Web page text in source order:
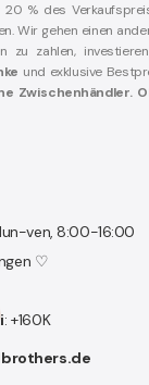
% des
Wir gehen einen
zu zahlen,
und exklusive
Zwischenhändler.
ven, 8:00-16:00
♡
: +160K